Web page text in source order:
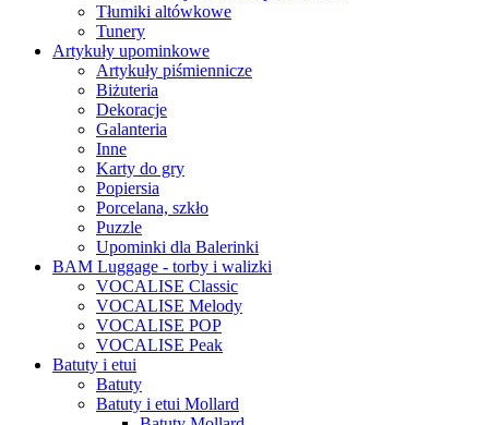
Tłumiki altówkowe
Tunery
Artykuły upominkowe
Artykuły piśmiennicze
Biżuteria
Dekoracje
Galanteria
Inne
Karty do gry
Popiersia
Porcelana, szkło
Puzzle
Upominki dla Balerinki
BAM Luggage - torby i walizki
VOCALISE Classic
VOCALISE Melody
VOCALISE POP
VOCALISE Peak
Batuty i etui
Batuty
Batuty i etui Mollard